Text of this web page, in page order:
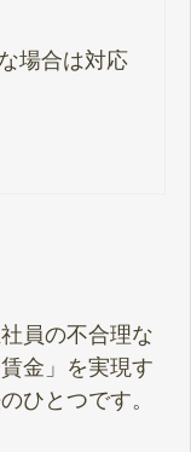
場合は対応
員の不合理な
金」を実現す
ひとつです。